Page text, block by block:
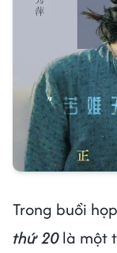
Trong buổi
thứ 20là một